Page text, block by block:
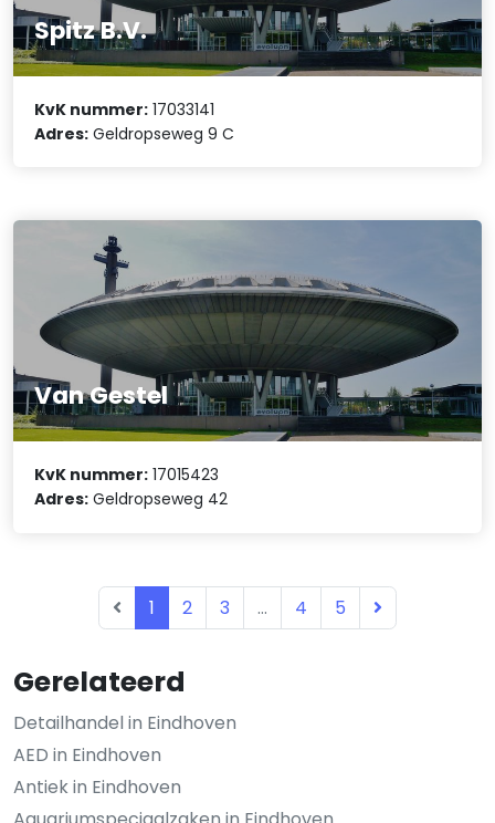
Gerelateerd
Detailhandel in Eindhoven
AED in Eindhoven
Antiek in Eindhoven
Spitz B.V.
KvK nummer: 17033141
Adres: Geldropseweg 9 C
Van Gestel
KvK nummer: 17015423
Adres: Geldropseweg 42
1 2 3 ... 4 5